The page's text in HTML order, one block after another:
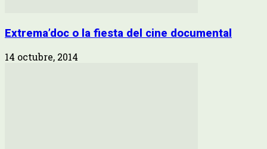
Extrema’doc o la fiesta del cine documental
14 octubre, 2014